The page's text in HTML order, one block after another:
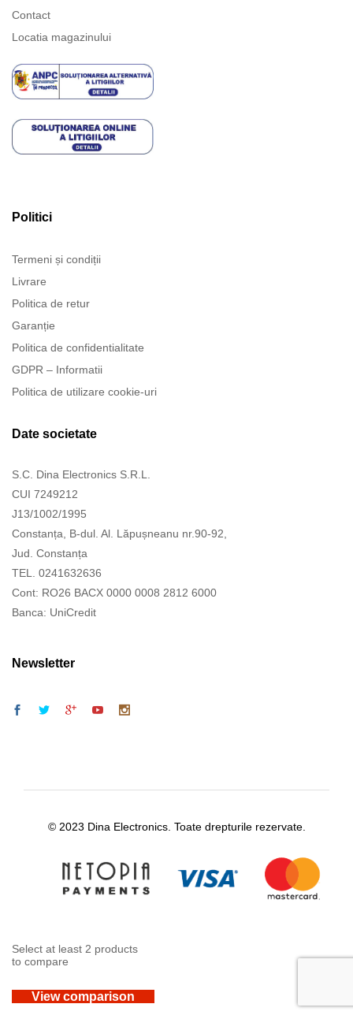
Contact
Locatia magazinului
Politici
Termeni și condiții
Livrare
Politica de retur
Garanție
Politica de confidentialitate
GDPR – Informatii
Politica de utilizare cookie-uri
Date societate
S.C. Dina Electronics S.R.L.
CUI 7249212
J13/1002/1995
Constanța, B-dul. Al. Lăpușneanu nr.90-92,
Jud. Constanța
TEL. 0241632636
Cont: RO26 BACX 0000 0008 2812 6000
Banca: UniCredit
Newsletter
© 2023 Dina Electronics. Toate drepturile rezervate.
Select at least 2 products
to compare
View comparison